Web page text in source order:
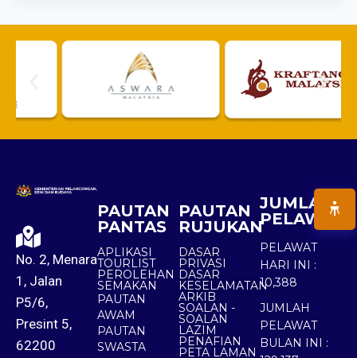
No. 2, Menara
1, Jalan
P5/6,
Presint 5,
62200
PAUTAN
PANTAS
APLIKASI
TOURLIST
PEROLEHAN
SEMAKAN
PAUTAN
AWAM
PAUTAN
SWASTA
PAUTAN
RUJUKAN
DASAR
PRIVASI
DASAR
KESELAMATAN
ARKIB
SOALAN -
SOALAN
LAZIM
PENAFIAN
PETA LAMAN
JUMLAH
PELAWAT
PELAWAT
HARI INI :
10,388
JUMLAH
PELAWAT
BULAN INI :